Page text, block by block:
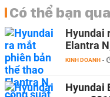
Có thể bạn
Hyundai
Elantra
KINH DOANH -
Hyundai